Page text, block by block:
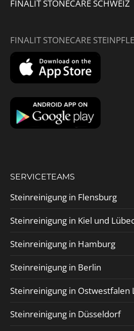
FINALIT STONECARE SCHWEIZ
FINALIT STONECARE
SERVICETEAMS
Steinreinigung in Flensburg
Steinreinigung in Kiel und
Steinreinigung in Hamburg
Steinreinigung in Berlin
Steinreinigung in Ostwestfalen
Steinreinigung in Düsseldorf